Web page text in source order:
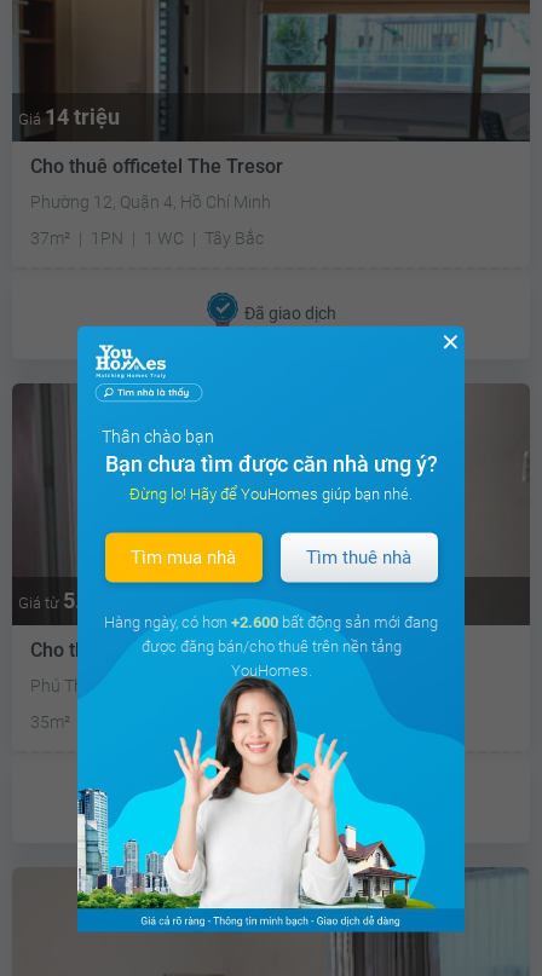
Giá 14 triệu
Cho thuê officetel The Tresor
Phường 12, Quận 4, Hồ Chí Minh
37m²
1PN 1 WC Tây Bắc
Đã giao dịch
Giá từ 5.7 triệu Thương lượng
Cho thuê officetel Khu căn hộ D-Vela
Phú Thuận, Quận 7, Hồ Chí Minh
35m²
Đông
Chưa có ưu đãi
✕
Thân chào bạn
Bạn chưa tìm được căn nhà ưng ý?
Đừng lo! Hãy để YouHomes giúp bạn nhé.
Tìm mua nhà Tìm thuê nhà
Hàng ngày, có hơn +2.600 bất động sản mới đang
được đăng bán/cho thuê trên nền tảng
YouHomes.